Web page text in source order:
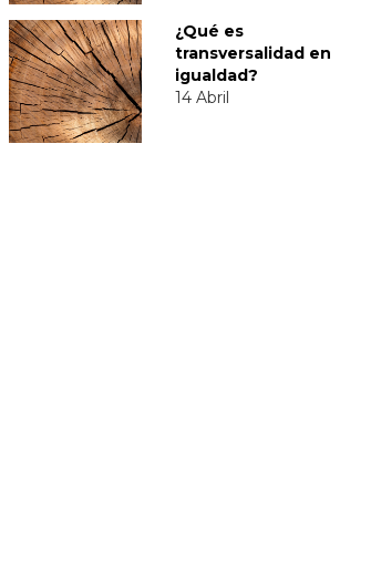
¿Qué es
transversalidad en
igualdad?
14 Abril